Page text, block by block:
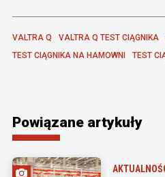
VALTRA Q VALTRA Q TEST CIĄGNIKA
TEST CIĄGNIKA NA HAMOWNI
TEST
Powiązane artykuły